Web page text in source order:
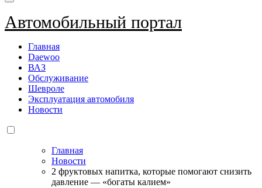
Автомобильный портал
Главная
Daewoo
ВАЗ
Обслуживание
Шевроле
Эксплуатация автомобиля
Новости
Главная
Новости
2 фруктовых напитка, которые помогают снизить
давление — «богаты калием»